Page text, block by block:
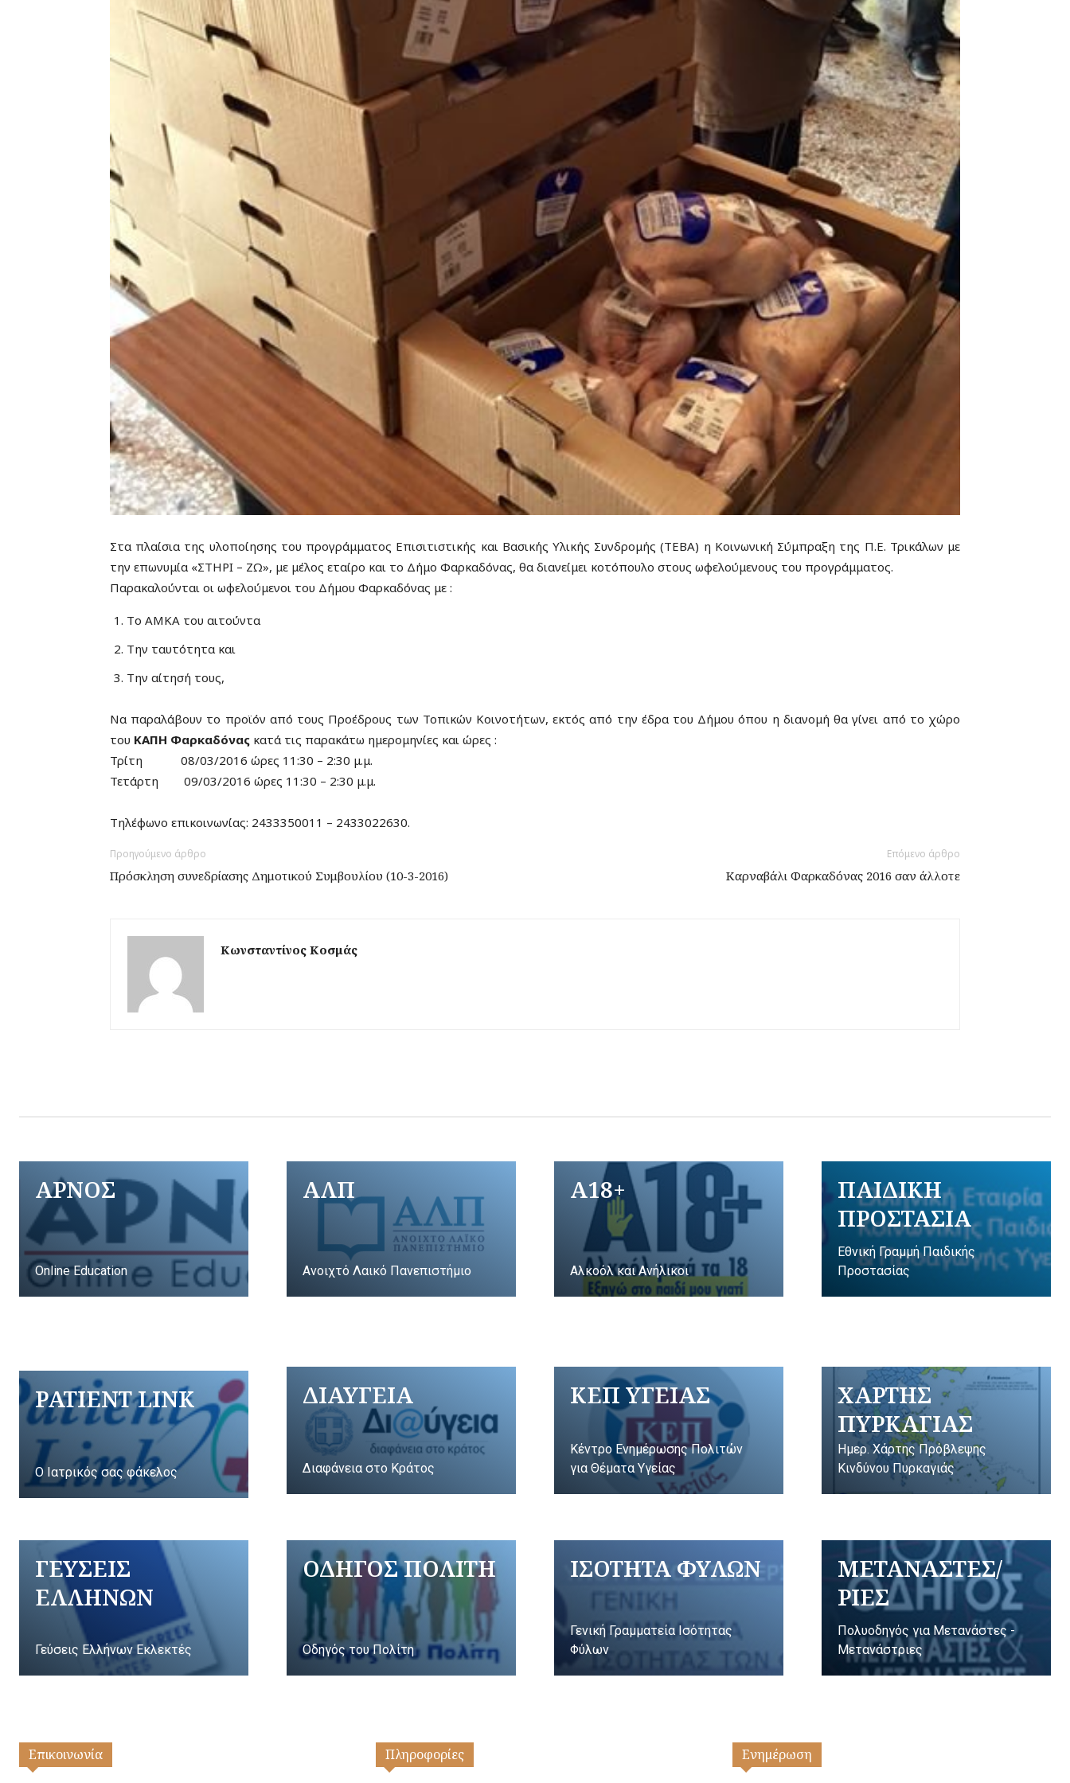
Στα πλαίσια της υλοποίησης του προγράμματος Επισιτιστικής και Βασικής Υλικής Συνδρομής (ΤΕΒΑ) η Κοινωνική Σύμπραξη της Π.Ε. Τρικάλων με
την επωνυμία «ΣΤΗΡΙ – ΖΩ», με μέλος εταίρο και το Δήμο Φαρκαδόνας, θα διανείμει κοτόπουλο στους ωφελούμενους του προγράμματος.
Παρακαλούνται οι ωφελούμενοι του Δήμου Φαρκαδόνας με :
Tο ΑΜΚΑ του αιτούντα
Tην ταυτότητα και
Την αίτησή τους,
Να παραλάβουν το προϊόν από τους Προέδρους των Τοπικών Κοινοτήτων, εκτός από την έδρα του Δήμου όπου η διανομή θα γίνει από το χώρο
του ΚΑΠΗ Φαρκαδόνας κατά τις παρακάτω ημερομηνίες και ώρες :
Τρίτη 08/03/2016 ώρες 11:30 – 2:30 μ.μ.
Τετάρτη 09/03/2016 ώρες 11:30 – 2:30 μ.μ.
Τηλέφωνο επικοινωνίας: 2433350011 – 2433022630.
Προηγούμενο άρθρο
Πρόσκληση συνεδρίασης Δημοτικού Συμβουλίου (10-3-2016)
Επόμενο άρθρο
Καρναβάλι Φαρκαδόνας 2016 σαν άλλοτε
Κωνσταντίνος Κοσμάς
ΑΡΝΟΣ
Online Education
ΑΛΠ
Ανοιχτό Λαικό Πανεπιστήμιο
A18+
Αλκοόλ και Ανήλικοι
ΠΑΙΔΙΚΗ
ΠΡΟΣΤΑΣΙΑ
Εθνική Γραμμή Παιδικής
Προστασίας
PATIENT LINK
Ο Ιατρικός σας φάκελος
ΔΙΑΥΓΕΙΑ
Διαφάνεια στο Κράτος
ΚΕΠ ΥΓΕΙΑΣ
Κέντρο Ενημέρωσης Πολιτών
για Θέματα Υγείας
ΧΑΡΤΗΣ
ΠΥΡΚΑΓΙΑΣ
Ημερ. Χάρτης Πρόβλεψης
Κινδύνου Πυρκαγιάς
ΓΕΥΣΕΙΣ
ΕΛΛΗΝΩΝ
Γεύσεις Ελλήνων Εκλεκτές
ΟΔΗΓΟΣ ΠΟΛΙΤΗ
Οδηγός του Πολίτη
ΙΣΟΤΗΤΑ ΦΥΛΩΝ
Γενική Γραμματεία Ισότητας
Φύλων
ΜΕΤΑΝΑΣΤΕΣ/
ΡΙΕΣ
Πολυοδηγός για Μετανάστες -
Μετανάστριες
Επικοινωνία Πληροφορίες Ενημέρωση